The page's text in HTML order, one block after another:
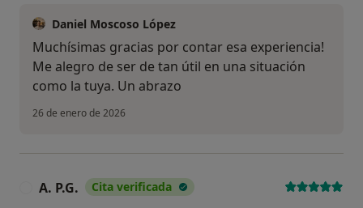
Daniel Moscoso López
Muchísimas gracias por contar esa experiencia!
Me alegro de ser de tan útil en una situación
como la tuya. Un abrazo
26 de enero de 2026
A. P.G. Cita verificada